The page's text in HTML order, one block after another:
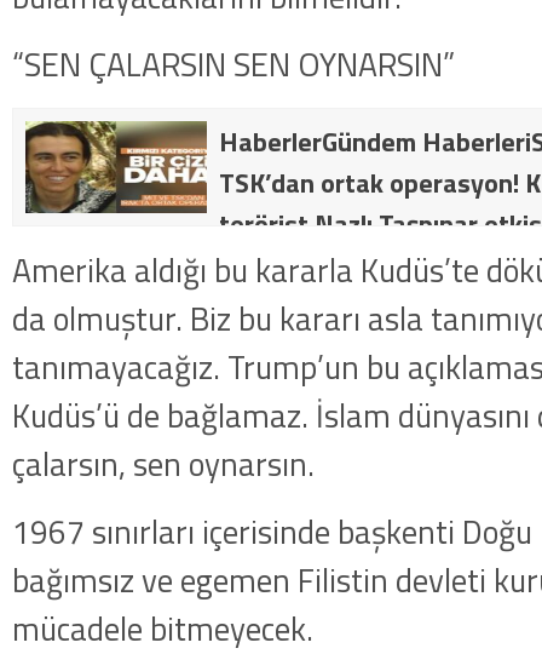
“SEN ÇALARSIN SEN OYNARSIN”
HaberlerGündem
TSK’dan ortak operasyon!
terörist Nazlı Taşpınar
dakika: MİT ve TSK’dan
kategorideki terörist Nazlı
getirildi .
Amerika aldığı bu kararla Kudüs’te
da olmuştur. Biz bu kararı asla
tanımayacağız. Trump’un bu
Kudüs’ü de bağlamaz. İslam
çalarsın, sen oynarsın.
1967 sınırları içerisinde başkenti
bağımsız ve egemen Filistin devleti
mücadele bitmeyecek.